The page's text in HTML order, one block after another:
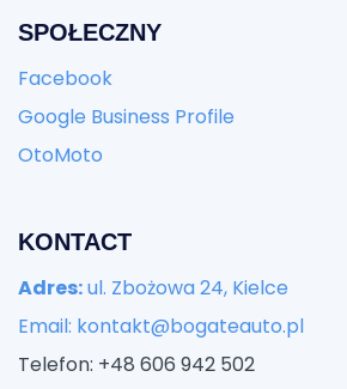
SPOŁECZNY
Facebook
Google Business Profile
OtoMoto
KONTACT
Adres:ul. Zbożowa 24, Kielce
Email: kontakt@bogateauto.pl
Telefon: +48 606 942 502